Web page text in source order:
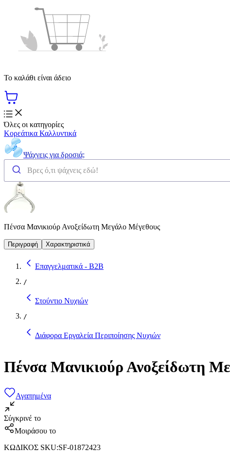
Το καλάθι είναι άδειο
Όλες οι κατηγορίες
Κορεάτικα Καλλυντικά
Ψάχνεις για δροσιά;
Πένσα Μανικιούρ Ανοξείδωτη Μεγάλο Μέγεθους
Περιγραφή Χαρακτηριστικά
Επαγγελματικά - B2B
/
Στούντιο Νυχιών
/
Διάφορα Εργαλεία Περιποίησης Νυχιών
Πένσα Μανικιούρ Ανοξείδωτη
Αγαπημένα
Σύγκρινέ το
Μοιράσου το
ΚΩΔΙΚΟΣ SKU:SF-01872423